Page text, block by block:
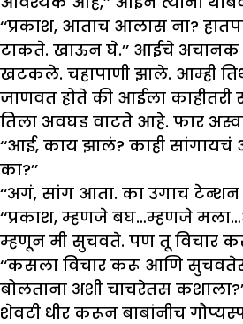
‘‘प्रकाश, आताच आलास ना?
टाकते. खाऊन घे.’’ आईचे
खटकले. चहापाणी झाले. आम्ही
जाणवत होते की आईला
तिला अवघड वाटते आहे. फार
‘‘आई, काय झालं? काही
का?’’
‘‘अगं, सांग आता. का उगाच टेन्शन
‘‘प्रकाश, म्हणजे बघ…म्हणजे
म्हणून मी सुचवते. पण तू विचार कर
‘‘कसला विचार करू आणि
बोलताना अशी चाचरेतस
शेवटी धीर करून बाबांनीच